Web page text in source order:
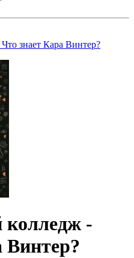
знает Кара Винтер?
колледж -
Винтер?